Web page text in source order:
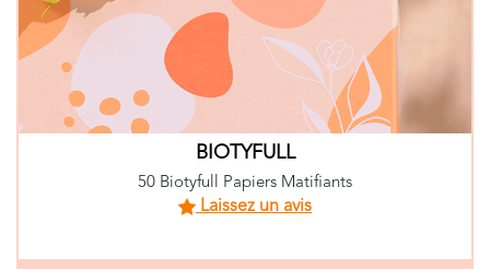
BIOTYFULL
50 Biotyfull Papiers Matifiants
Laissez un avis